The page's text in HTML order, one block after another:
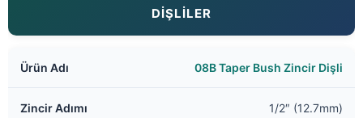
DİŞLİLER
08B Taper Bush Zincir Dişli
1/2″ (12.7mm)